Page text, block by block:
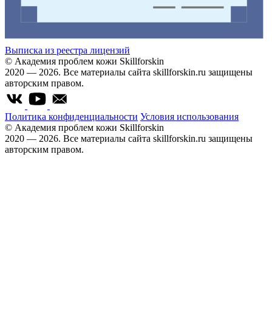
Выписка из реестра лицензий
© Академия проблем кожи Skillforskin
2020 — 2026. Все материалы сайта skillforskin.ru защищены
авторским правом.
Политика конфиденциальности Условия использования
© Академия проблем кожи Skillforskin
2020 — 2026. Все материалы сайта skillforskin.ru защищены
авторским правом.